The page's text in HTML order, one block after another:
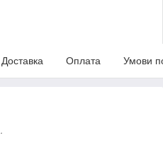
Доставка Оплата Умови